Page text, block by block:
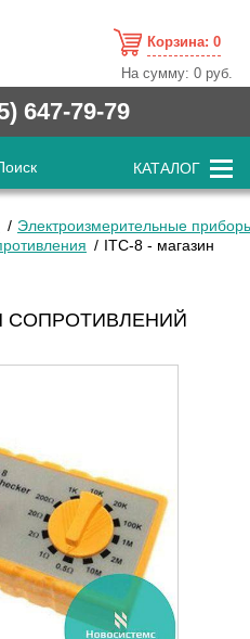
Корзина: 0
На сумму:0 руб.
647-79-79
КАТАЛОГ
Электроизмерительные
ITC-8 - магазин
СОПРОТИВЛЕНИЙ